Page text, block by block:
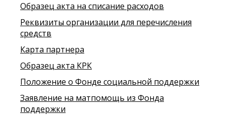
Образец акта на списание расходов
Реквизиты организации для перечисления
средств
Карта партнера
Образец акта КРК
Положение о Фонде социальной поддержки
Заявление на матпомощь из Фонда
поддержки